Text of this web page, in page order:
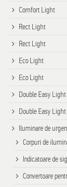
Comfort Light
Rect Light
Rect Light
Eco Light
Eco Light
Double Easy Light
Double Easy Light
Iluminare de
Corpuri de
Indicatoare de
Convertoare